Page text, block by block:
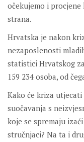
očekujemo i
strana.
Hrvatska je nakon
nezaposlenosti
statistici Hrvatskog
159 234 osoba, od
Kako će kriza
suočavanja s
koje se spremaju
stručnjaci? Na ta i